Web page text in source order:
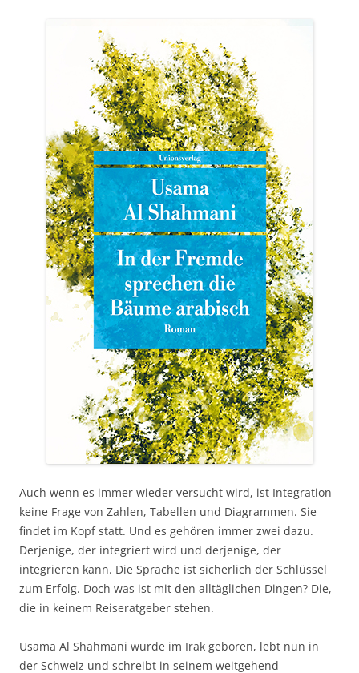
Auch wenn es immer wieder versucht wird, ist Integration
keine Frage von Zahlen, Tabellen und Diagrammen. Sie
findet im Kopf statt. Und es gehören immer zwei dazu.
Derjenige, der integriert wird und derjenige, der
integrieren kann. Die Sprache ist sicherlich der Schlüssel
zum Erfolg. Doch was ist mit den alltäglichen Dingen? Die,
die in keinem Reiseratgeber stehen.
Usama Al Shahmani wurde im Irak geboren, lebt nun in
der Schweiz und schreibt in seinem weitgehend